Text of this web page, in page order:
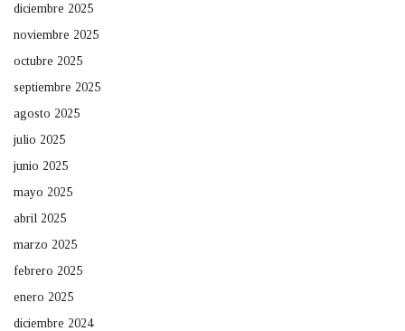
diciembre 2025
noviembre 2025
octubre 2025
septiembre 2025
agosto 2025
julio 2025
junio 2025
mayo 2025
abril 2025
marzo 2025
febrero 2025
enero 2025
diciembre 2024